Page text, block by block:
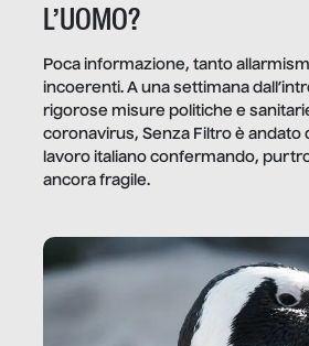
L’UOMO?
Poca informazione, tanto
incoerenti. A una settimana
rigorose misure politiche e
coronavirus, Senza Filtro è andato
lavoro italiano confermando,
ancora fragile.